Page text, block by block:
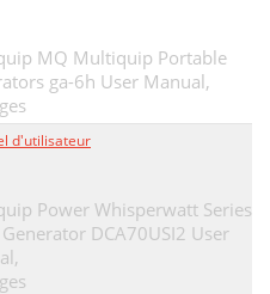
MQ Multiquip Portable
ga-6h User Manual,
d'utilisateur
Power Whisperwatt Series
DCA70USI2 User